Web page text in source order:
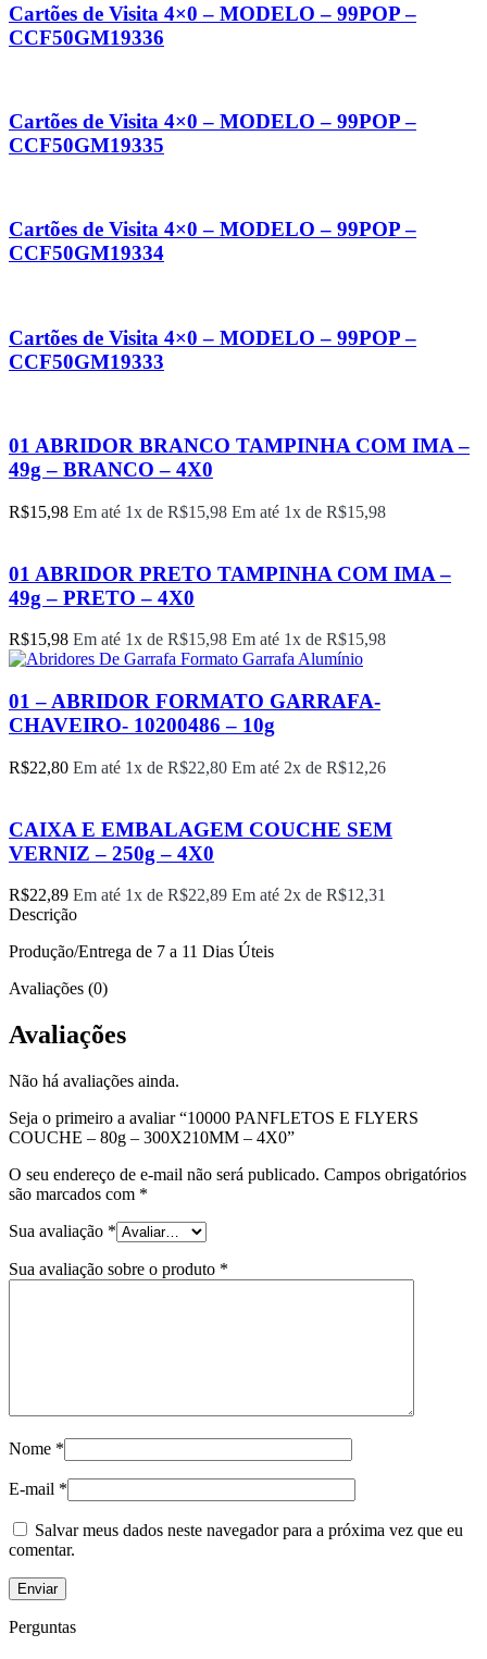
Cartões de Visita 4×0 – MODELO – 99POP –
CCF50GM19336
Cartões de Visita 4×0 – MODELO – 99POP –
CCF50GM19335
Cartões de Visita 4×0 – MODELO – 99POP –
CCF50GM19334
Cartões de Visita 4×0 – MODELO – 99POP –
CCF50GM19333
01 ABRIDOR BRANCO TAMPINHA COM IMA –
49g – BRANCO – 4X0
R$15,98 Em até 1x de R$15,98 Em até 1x de R$15,98
01 ABRIDOR PRETO TAMPINHA COM IMA –
49g – PRETO – 4X0
R$15,98 Em até 1x de R$15,98 Em até 1x de R$15,98
01 – ABRIDOR FORMATO GARRAFA-
CHAVEIRO- 10200486 – 10g
R$22,80 Em até 1x de R$22,80 Em até 2x de R$12,26
CAIXA E EMBALAGEM COUCHE SEM
VERNIZ – 250g – 4X0
R$22,89 Em até 1x de R$22,89 Em até 2x de R$12,31
Descrição
Produção/Entrega de 7 a 11 Dias Úteis
Avaliações (0)
Avaliações
Não há avaliações ainda.
Seja o primeiro a avaliar “10000 PANFLETOS E FLYERS
COUCHE – 80g – 300X210MM – 4X0”
O seu endereço de e-mail não será publicado. Campos obrigatórios
são marcados com *
Sua avaliação *
Sua avaliação sobre o produto *
Nome *
E-mail *
Salvar meus dados neste navegador para a próxima vez que eu
comentar.
Perguntas